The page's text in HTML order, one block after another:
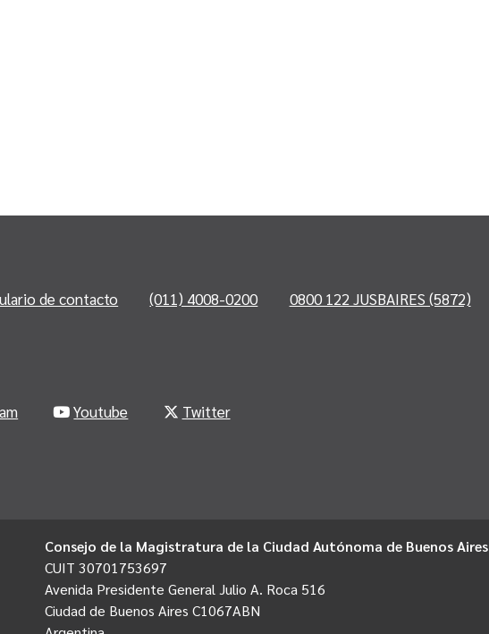
de contacto (011) 4008-0200 0800 122 JUSBAIRES (5872)
Youtube Twitter
Consejo de la Magistratura de la Ciudad Autónoma de Buenos Aires
CUIT 30701753697
Avenida Presidente General Julio A. Roca 516
Ciudad de Buenos Aires C1067ABN